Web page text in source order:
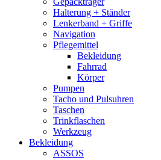
Halterung + Ständer
Lenkerband + Griffe
Navigation
Pflegemittel
Bekleidung
Fahrrad
Körper
Pumpen
Tacho und Pulsuhren
Taschen
Trinkflaschen
Werkzeug
Bekleidung
ASSOS